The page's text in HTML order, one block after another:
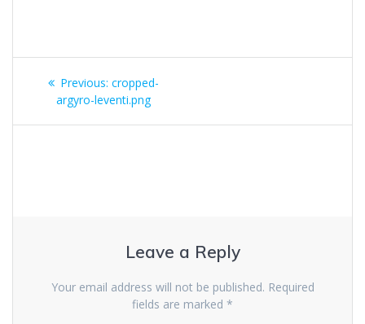
Post
navigation
Previous: Previous
post:
cropped-
argyro-leventi.png
Leave a Reply
Your email address will not be published. Required
fields are marked *